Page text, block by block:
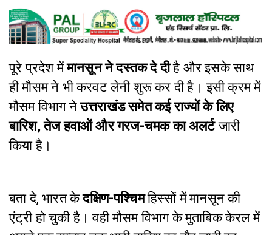
पूरे प्रदेश मेंमानसून ने दस्तक दे दीहै और इसके साथ
ही मौसम ने भी करवट लेनी शुरू कर दी है। इसी क्रम में
मौसम विभाग नेउत्तराखंड समेत कई राज्यों के लिए
बारिश, तेज हवाओं और गरज-चमक का अलर्टजारी
किया है।
बता दे, भारत केदक्षिण-पश्चिमहिस्सों में मानसून की
एंट्री हो चुकी है। वही मौसम विभाग के मुताबिक केरल में